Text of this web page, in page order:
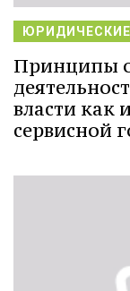
Принципы
власти как
сервисной